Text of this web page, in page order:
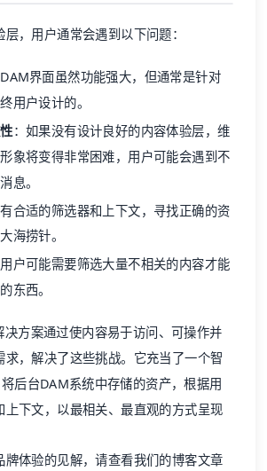
，用户通常会遇到以下问题：
界面虽然功能强大，但通常是针对
用户设计的。
：如果没有设计良好的内容体验层，维
象将变得非常困难，用户可能会遇到不
息。
合适的筛选器和上下文，寻找正确的资
海捞针。
户可能需要筛选大量不相关的内容才能
东西。
方案通过使内容易于访问、可操作并
求，解决了这些挑战。它充当了一个智
将后台DAM系统中存储的资产，根据用
上下文，以最相关、最直观的方式呈现
牌体验的见解，请查看我们的博客文章